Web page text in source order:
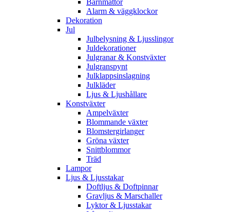
Barnmattor
Alarm & väggklockor
Dekoration
Jul
Julbelysning & Ljusslingor
Juldekorationer
Julgranar & Konstväxter
Julgranspynt
Julklappsinslagning
Julkläder
Ljus & Ljushållare
Konstväxter
Ampelväxter
Blommande växter
Blomstergirlanger
Gröna växter
Snittblommor
Träd
Lampor
Ljus & Ljusstakar
Doftljus & Doftpinnar
Gravljus & Marschaller
Lyktor & Ljusstakar